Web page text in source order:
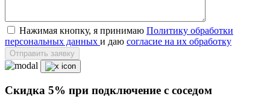
Нажимая кнопку, я принимаю Политику обработки
персональных данных и даю согласие на их обработку
Отправить заявку
Скидка 5% при подключение с соседом